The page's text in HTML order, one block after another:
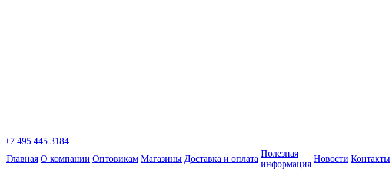
+7 495 445 3184
Главная О компании Оптовикам Магазины Доставка и оплата
Полезная
информация
Новости Контакты